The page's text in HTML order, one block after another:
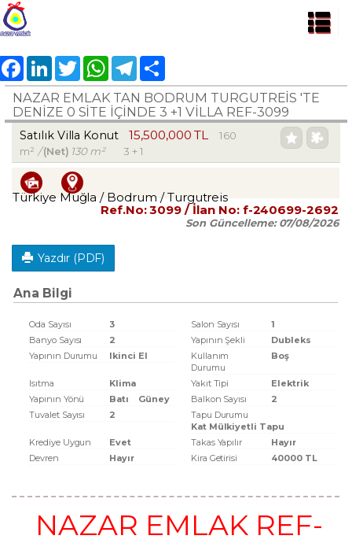
FacebookLinkedInTwitter WhatsAppTelegram
NAZAR EMLAK TAN BODRUM TURGUTREİS 'TE
DENİZE 0 SİTE İÇİNDE 3 +1 VİLLA REF-3099
Satılık Villa Konut 15,500,000 TL
160
m² /(Net) 130 m² 3 + 1
Türkiye Muğla / Bodrum / Turgutreis
Ref.No:3099 / İlan No: f-240699-2692
Son Güncelleme:07/08/2026
Yazdır (PDF)
Ana Bilgi
Oda Sayısı 3 Salon Sayısı
1
Banyo Sayısı
2 Yapının Şekli
Dubleks
Yapının Durumu
Ikinci El
Kullanım
Durumu
Boş
Isıtma Klima Yakıt Tipi
Elektrik
Yapının Yönü
Batı Güney Balkon Sayısı
2
Tuvalet Sayısı
2
Tapu Durumu
Kat Mülkiyetli Tapu
Krediye Uygun
Evet Takas Yapılır
Hayır
Devren
Hayır Kira Getirisi 40000 TL
NAZAR EMLAK REF-